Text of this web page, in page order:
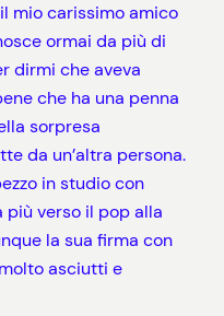
mio carissimo amico
ormai da più di
dirmi che aveva
che ha una penna
sorpresa
da un’altra persona.
in studio con
più verso il pop alla
la sua firma con
asciutti e